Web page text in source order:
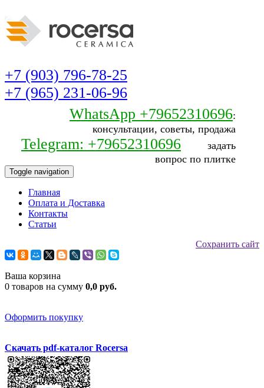
+7 (903) 796-78-25
+7 (965) 231-06-96
WhatsApp +79652310696:
консультации, советы, продажа
Telegram: +79652310696
задать
вопрос по плитке
Toggle navigation
Главная
Оплата и Доставка
Контакты
Статьи
Сохранить сайт
Ваша корзина
0 товаров на сумму 0,0 руб.
Оформить покупку
Скачать pdf-каталог Rocersa